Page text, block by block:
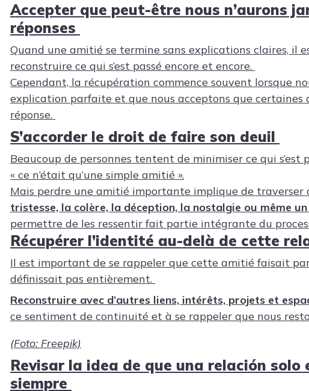
Accepter que peut-être nous n’aurons
réponses
Quand une amitié se termine sans explications claires, il
reconstruire ce qui s’est passé encore et encore.
Cependant, la récupération commence souvent lorsque
explication parfaite et que nous acceptons que certaines
réponse.
S’accorder le droit de faire son deuil
Beaucoup de personnes tentent de minimiser ce qui s’est
« ce n’était qu’une simple amitié ».
Mais perdre une amitié importante implique de traverser
tristesse, la colère, la déception, la nostalgie ou même
permettre de les ressentir fait partie intégrante du
Récupérer l’identité au-delà de cette
Il est important de se rappeler que cette amitié faisait
définissait pas entièrement.
Reconstruire avec d’autres liens, intérêts, projets et
ce sentiment de continuité et à se rappeler que nous
(Foto: Freepik)
Revisar la idea de que una relación
siempre